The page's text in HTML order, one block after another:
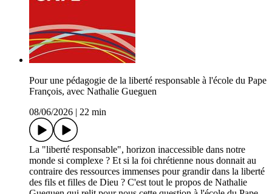
Pour une pédagogie de la liberté responsable à l'école du Pape
François, avec Nathalie Gueguen
08/06/2026
22 min
La "liberté responsable", horizon inaccessible dans notre
monde si complexe ? Et si la foi chrétienne nous donnait au
contraire des ressources immenses pour grandir dans la liberté
des fils et filles de Dieu ? C'est tout le propos de Nathalie